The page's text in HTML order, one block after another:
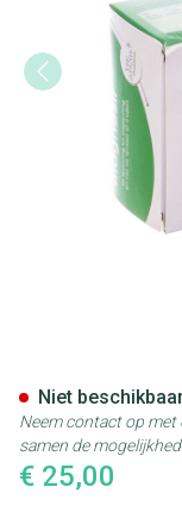
€ 25,00
Niet
Neem contact op met
samen de